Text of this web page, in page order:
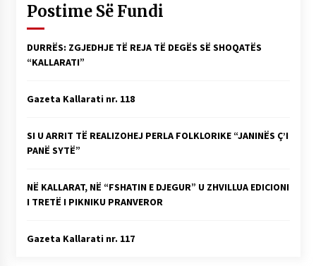
Postime Së Fundi
DURRËS: ZGJEDHJE TË REJA TË DEGËS SË SHOQATËS
“KALLARATI”
Gazeta Kallarati nr. 118
SI U ARRIT TË REALIZOHEJ PERLA FOLKLORIKE “JANINËS Ç’I
PANË SYTË”
NË KALLARAT, NË “FSHATIN E DJEGUR” U ZHVILLUA EDICIONI
I TRETË I PIKNIKU PRANVEROR
Gazeta Kallarati nr. 117